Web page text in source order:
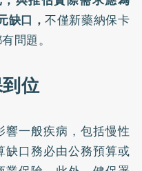
缺口，不僅新藥納保卡
問題。
位
響一般疾病，包括慢性
缺口務必由公務預算或